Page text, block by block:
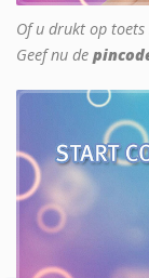
Of u drukt op toets
Geef nu de